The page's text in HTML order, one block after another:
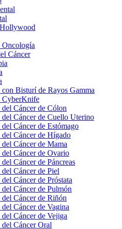
Oncología
Cáncer
con Bisturí de Rayos Gamma
CyberKnife
Cáncer de Cólon
del Cáncer de Cuello Uterino
Cáncer de Estómago
del Cáncer de Hígado
Cáncer de Mama
del Cáncer de Ovario
Cáncer de Páncreas
Cáncer de Piel
Cáncer de Próstata
Cáncer de Pulmón
Cáncer de Riñón
Cáncer de Vagina
Cáncer de Vejiga
Cáncer Oral